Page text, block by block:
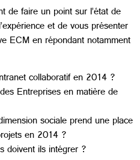
de faire un point sur l’état de
et de vous présenter
ECM en répondant notamment
collaboratif en 2014 ?
Entreprises en matière de
sociale prend une place
en 2014 ?
doivent ils intégrer ?